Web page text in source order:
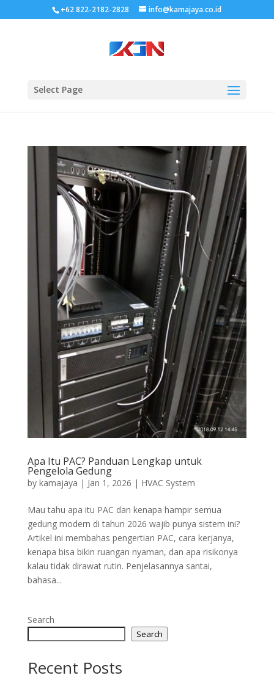
+62 822-2182-2828 info@kamajaya.co.id
Select Page
Apa Itu PAC? Panduan Lengkap untuk
Pengelola Gedung
by kamajaya | Jan 1, 2026 | HVAC System
Mau tahu apa itu PAC dan kenapa hampir semua
gedung modern di tahun 2026 wajib punya sistem ini?
Artikel ini membahas pengertian PAC, cara kerjanya,
kenapa bisa bikin ruangan nyaman, dan apa risikonya
kalau tidak dirawat rutin. Penjelasannya santai,
bahasa...
Search
Search
Recent Posts